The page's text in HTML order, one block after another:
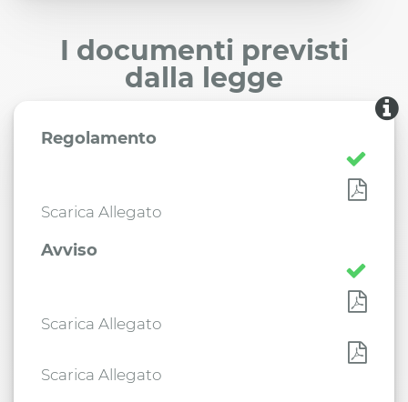
I documenti previsti
dalla legge
Regolamento
Scarica Allegato
Avviso
Scarica Allegato
Scarica Allegato